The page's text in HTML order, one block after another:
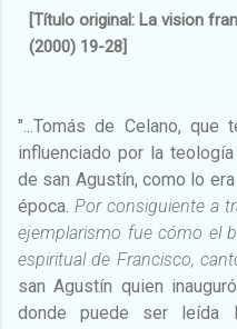
[Título original: La vision
(2000) 19-28]
"...Tomás de Celano, que
influenciado por la
de san Agustín, como lo
época. Por consiguiente a
ejemplarismo fue cómo el
espiritual de Francisco,
san Agustín quien
donde puede ser leída